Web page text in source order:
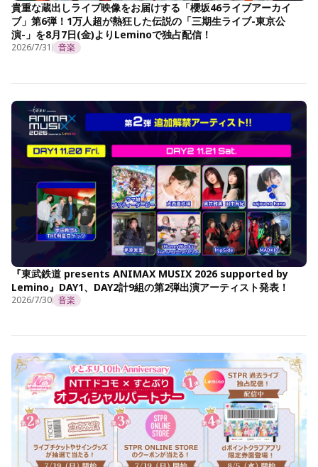
貴重な蔵出しライブ映像をお届けする「櫻坂46ライブアーカイ
ブ」第6弾！1万人超が熱狂した伝説の「三期生ライブ-東京公
演-」を8月7日(金)よりLeminoで独占配信！
2026/7/31 音楽
『東武鉄道 presents ANIMAX MUSIX 2026 supported by
Lemino』DAY1、DAY2計9組の第2弾出演アーティスト発表！
2026/7/30 音楽